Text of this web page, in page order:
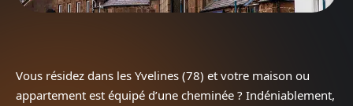
Vous résidez dans les Yvelines (78) et votre maison ou
appartement est équipé d’une cheminée ? Indéniablement,